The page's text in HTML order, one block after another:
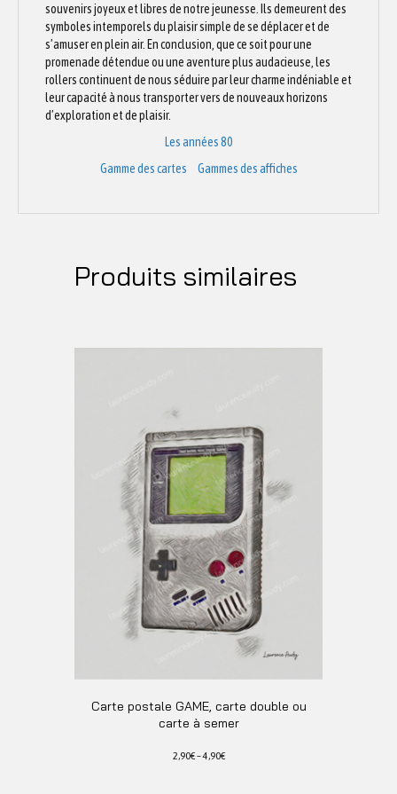
souvenirs joyeux et libres de notre jeunesse. Ils demeurent des
symboles intemporels du plaisir simple de se déplacer et de
s’amuser en plein air. En conclusion, que ce soit pour une
promenade détendue ou une aventure plus audacieuse, les
rollers continuent de nous séduire par leur charme indéniable et
leur capacité à nous transporter vers de nouveaux horizons
d’exploration et de plaisir.
Les années 80
Gamme des cartes
Gammes des affiches
Produits similaires
Carte postale GAME, carte double ou
carte à semer
2,90€–4,90€